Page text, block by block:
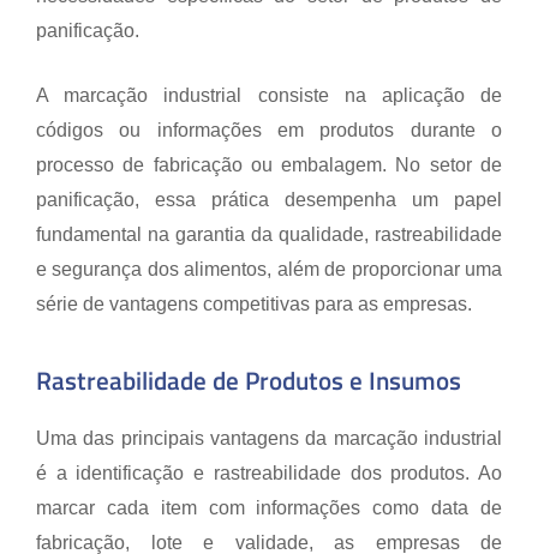
panificação.
A marcação industrial consiste na aplicação de
códigos ou informações em produtos durante o
processo de fabricação ou embalagem. No setor de
panificação, essa prática desempenha um papel
fundamental na garantia da qualidade, rastreabilidade
e segurança dos alimentos, além de proporcionar uma
série de vantagens competitivas para as empresas.
Rastreabilidade de Produtos e Insumos
Uma das principais vantagens da marcação industrial
é a identificação e rastreabilidade dos produtos. Ao
marcar cada item com informações como data de
fabricação, lote e validade, as empresas de